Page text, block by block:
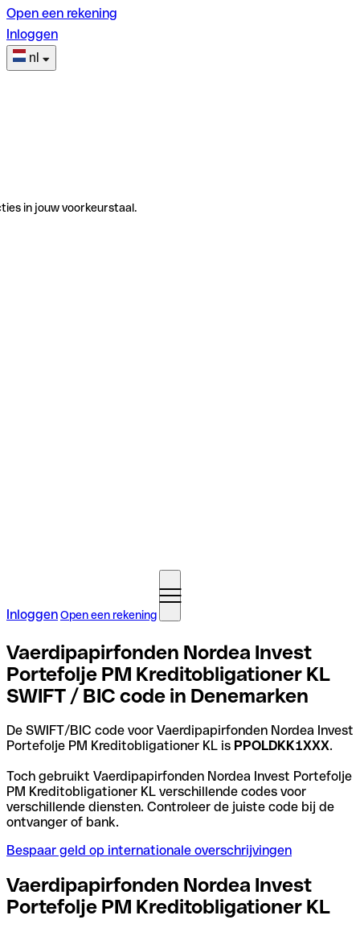
Open een rekening
Inloggen
nl
in jouw voorkeurstaal.
InloggenOpen een rekening
Vaerdipapirfonden Nordea Invest
Portefolje PM Kreditobligationer KL
SWIFT / BIC code in Denemarken
De SWIFT/BIC code voor Vaerdipapirfonden Nordea Invest
Portefolje PM Kreditobligationer KL is PPOLDKK1XXX.
Toch gebruikt Vaerdipapirfonden Nordea Invest Portefolje
PM Kreditobligationer KL verschillende codes voor
verschillende diensten. Controleer de juiste code bij de
ontvanger of bank.
Bespaar geld op internationale overschrijvingen
Vaerdipapirfonden Nordea Invest
Portefolje PM Kreditobligationer KL